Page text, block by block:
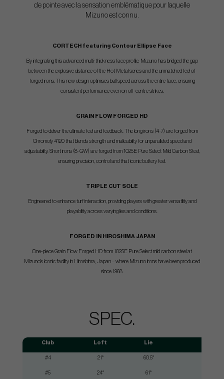
de pointe avec la sensation emblématique pour laquelle
Mizuno est connu.
CORTECH featuring Contour Ellipse Face
By integrating this advanced multi-thickness face profile, Mizuno has bridged the gap
between the explosive distance of the Hot Metal series and the unmatched feel of
forged irons. This new design optimises ball speed across the entire face, ensuring
consistent performance even on off-centre strikes.
GRAIN FLOW FORGED HD
Forged to deliver the ultimate feel and feedback. The long irons (4-7) are forged from
Chromoly 4120 that blends strength and malleability for unparalleled speed and
adjustability. Short irons (8-GW) are forged from 1025E Pure Select Mild Carbon Steel,
ensuring precision, control and that iconic buttery feel.
TRIPLE CUT SOLE
Engineered to enhance turf interaction, providing players with greater versatility and
playability across varying lies and conditions.
FORGED IN HIROSHIMA JAPAN
One-piece Grain Flow Forged HD from 1025E Pure Select mild carbon steel at
Mizuno's iconic facility in Hiroshima, Japan – where Mizuno irons have been produced
since 1968.
SPEC.
Club Loft Lie
#4 21° 60.5°
#5 24° 61°